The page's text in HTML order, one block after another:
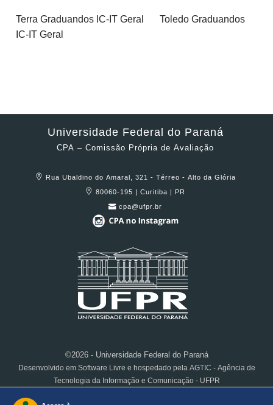
Terra Graduandos IC-IT Geral
Toledo Graduandos
IC-IT Geral
Universidade Federal do Paraná
CPA – Comissão Própria de Avaliação
Rua Ubaldino do Amaral, 321 - Térreo - Alto da Glória
80060-195 | Curitiba | PR
cpa@ufpr.br
©2026 - Universidade Federal do Paraná
Desenvolvido em Software Livre e hospedado pela AGTIC - Agência de
Tecnologia da Informação e Comunicação - UFPR